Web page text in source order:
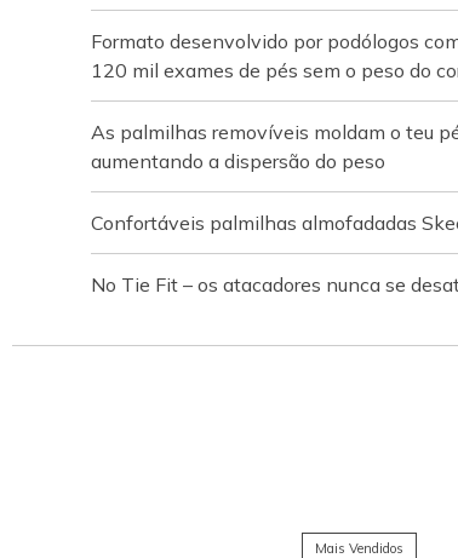
Formato desenvolvido por podólogos
120 mil exames de pés sem o peso do
As palmilhas removíveis moldam o teu
aumentando a dispersão do peso
Confortáveis palmilhas almofadadas
No Tie Fit – os atacadores nunca se
Mais Vendidos